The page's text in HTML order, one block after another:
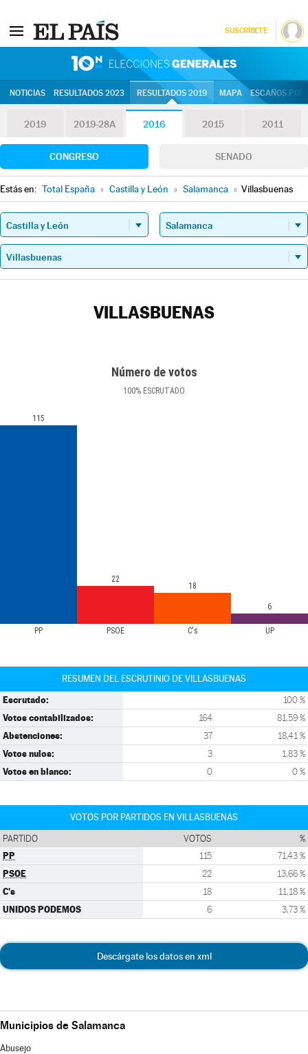
SUSCRÍBETE
NOTICIAS RESULTADOS 2023 RESULTADOS 2019 MAPA ESCAÑOS
2019 2019-28A 2016 2015 2011
CONGRESO SENADO
Estás en: Total España » Castilla y León » Salamanca » Villasbuenas
VILLASBUENAS
Número de votos
100% ESCRUTADO
PP PSOE C's UP
115
22
18
6
RESUMEN DEL ESCRUTINIO DE VILLASBUENAS
Escrutado: 100 %
Votos contabilizados: 164 81,59 %
Abstenciones: 37 18,41 %
Votos nulos: 3 1,83 %
Votos en blanco: 0 0 %
VOTOS POR PARTIDOS EN VILLASBUENAS
PARTIDO VOTOS %
PP 115 71,43 %
PSOE 22 13,66 %
C's 18 11,18 %
UNIDOS PODEMOS 6 3,73 %
Descárgate los datos en xml
Municipios de Salamanca
Abusejo